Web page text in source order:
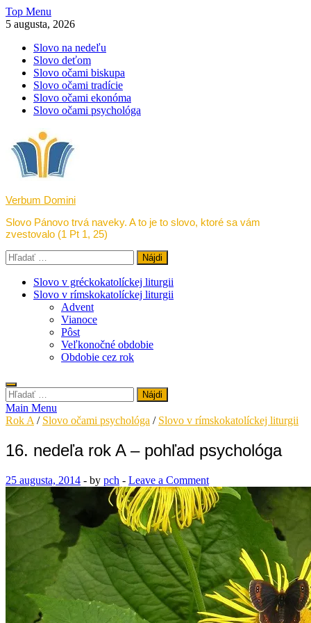
Skip
to
Top Menu
5 augusta, 2026
Slovo na nedeľu
Slovo deťom
Slovo očami biskupa
Slovo očami tradície
Slovo očami ekonóma
Slovo očami psychológa
Verbum Domini
Slovo Pánovo trvá naveky. A to je to slovo, ktoré sa vám
zvestovalo (1 Pt 1, 25)
Hľadať:
Slovo v gréckokatolíckej liturgii
Slovo v rímskokatolíckej liturgii
Advent
Vianoce
Pôst
Veľkonočné obdobie
Obdobie cez rok
Hľadať:
Main Menu
Rok A / Slovo očami psychológa / Slovo v rímskokatolíckej liturgii
16. nedeľa rok A – pohľad psychológa
25 augusta, 2014 - by pch - Leave a Comment